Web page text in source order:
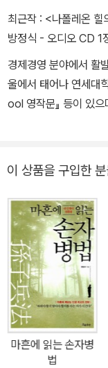
십센터 고문, 세계적
er Johnson Partners)
의 발달을 도왔다.
최근작 : <나폴레온 힐
방정식 - 오디오 CD 1
경제경영 분야에서 활
울에서 태어나 연세대
ool 영작문』 등이 있으
『주식시장을 이기는
이 상품을 구입한
마흔에 읽는 손자병
법